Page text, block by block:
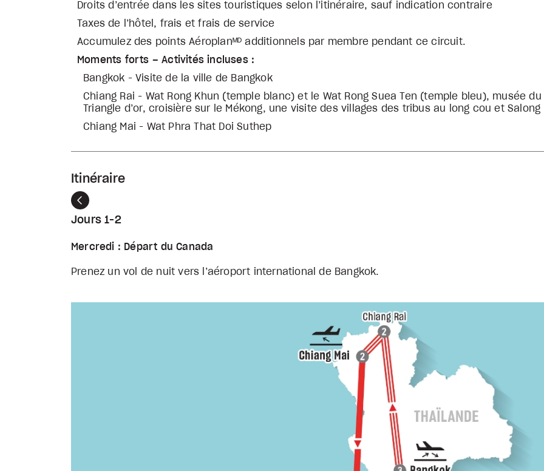
Droits d’entrée dans les sites touristiques selon l’itinéraire, sauf indication contraire
Taxes de l’hôtel, frais et frais de service
Accumulez des points Aéroplanᴹᴰ additionnels par membre pendant ce circuit.
Moments forts – Activités incluses :
Bangkok - Visite de la ville de Bangkok
Chiang Rai - Wat Rong Khun (temple blanc) et le Wat Rong Suea Ten (temple bleu), musée
Triangle d’or, croisière sur le Mékong, une visite des villages des tribus au long cou et Salong
Chiang Mai - Wat Phra That Doi Suthep
Itinéraire
Précédent
Jours 1-2
Mercredi : Départ du Canada
Prenez un vol de nuit vers l’aéroport international de Bangkok.